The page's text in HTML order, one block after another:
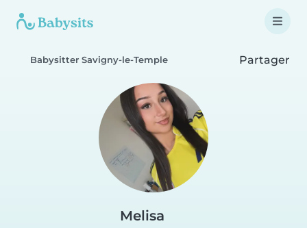
Babysitter Savigny-le-Temple Partager
Melisa